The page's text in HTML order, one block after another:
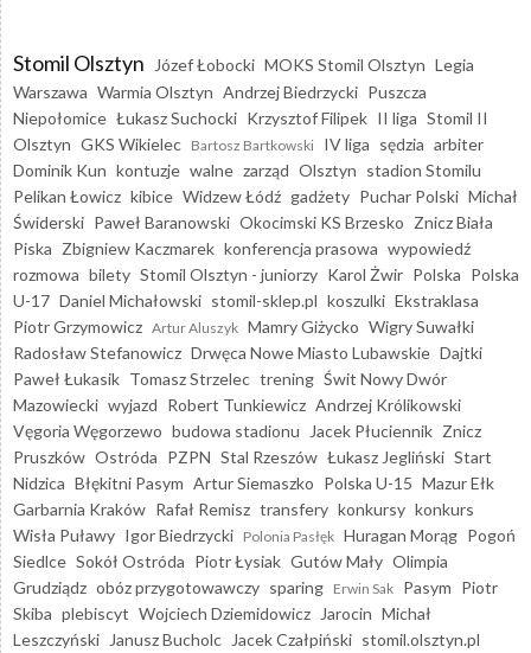
Stomil Olsztyn Józef Łobocki MOKS Stomil Olsztyn Legia
Warszawa Warmia Olsztyn Andrzej Biedrzycki Puszcza
Niepołomice Łukasz Suchocki Krzysztof Filipek II liga Stomil II
Olsztyn GKS Wikielec Bartosz Bartkowski IV liga sędzia arbiter
Dominik Kun kontuzje walne zarząd Olsztyn stadion Stomilu
Pelikan Łowicz kibice Widzew Łódź gadżety Puchar Polski Michał
Świderski Paweł Baranowski Okocimski KS Brzesko Znicz Biała
Piska Zbigniew Kaczmarek konferencja prasowa wypowiedź
rozmowa bilety Stomil Olsztyn - juniorzy Karol Żwir Polska Polska
U-17 Daniel Michałowski stomil-sklep.pl koszulki Ekstraklasa
Piotr Grzymowicz Artur Aluszyk Mamry Giżycko Wigry Suwałki
Radosław Stefanowicz Drwęca Nowe Miasto Lubawskie Dajtki
Paweł Łukasik Tomasz Strzelec trening Świt Nowy Dwór
Mazowiecki wyjazd Robert Tunkiewicz Andrzej Królikowski
Vęgoria Węgorzewo budowa stadionu Jacek Płuciennik Znicz
Pruszków Ostróda PZPN Stal Rzeszów Łukasz Jegliński Start
Nidzica Błękitni Pasym Artur Siemaszko Polska U-15 Mazur Ełk
Garbarnia Kraków Rafał Remisz transfery konkursy konkurs
Wisła Puławy Igor Biedrzycki Polonia Pasłęk Huragan Morąg Pogoń
Siedlce Sokół Ostróda Piotr Łysiak Gutów Mały Olimpia
Grudziądz obóz przygotowawczy sparing Erwin Sak Pasym Piotr
Skiba plebiscyt Wojciech Dziemidowicz Jarocin Michał
Leszczyński
Janusz Bucholc Jacek Czałpiński stomil.olsztyn.pl